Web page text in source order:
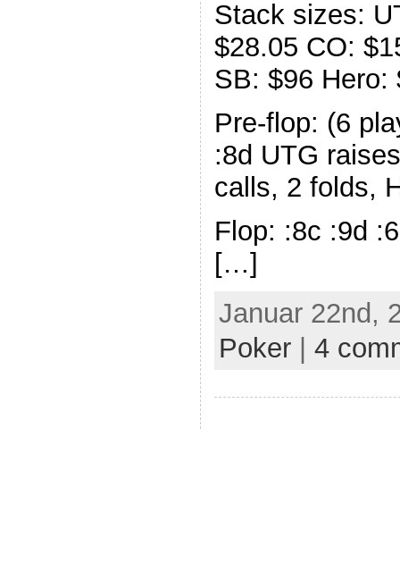
Stack sizes:
$28.05 CO:
SB: $96 Hero:
Pre-flop: (6
:8d UTG
calls, 2 folds,
Flop: :8c :9d
[…]
Januar 22nd,
Poker| 4